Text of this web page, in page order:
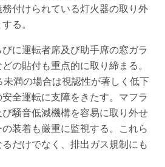
付けられている灯火器の取り外
る。
に運転者席及び助手席の窓ガラ
の貼付も重点的に取り締まる。
満の場合は視認性が著しく低下
全運転に支障をきたす。マフラ
騒音低減機構を容易に取り外せ
装着も厳重に監視する。これら
だけでなく、排出ガス規制にも